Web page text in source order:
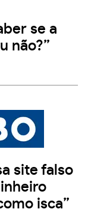
se a
não?”
site falso
isca”